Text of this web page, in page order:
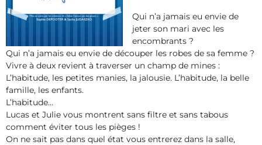
Qui n’a jamais eu envie de
jeter son mari avec les
encombrants ?
Qui n’a jamais eu envie de découper les robes de sa femme ?
Vivre à deux revient à traverser un champ de mines :
L’habitude, les petites manies, la jalousie. L’habitude, la belle
famille, les enfants.
L’habitude…
Lucas et Julie vous montrent sans filtre et sans tabous
comment éviter tous les pièges !
On ne sait pas dans quel état vous entrerez dans la salle,